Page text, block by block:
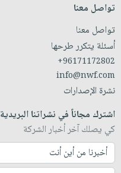
تواصل معنا
تواصل معنا
أسئلة يتكرر طرحها
+96171172802
info@nwf.com
نشرة الإصدارات
اشترك مجاناً في نشراتنا البريدية
كي يصلك آخر أخبار الشركة